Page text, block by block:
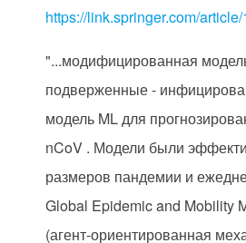
https://link.springer.com/
"...модифицированная
подверженные -
модель ML для
nCoV . Модели были
размеров пандемии и
Global Epidemic and Mobility
(агент-ориентированная